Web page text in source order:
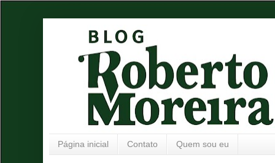
Página inicial Contato Quem sou eu